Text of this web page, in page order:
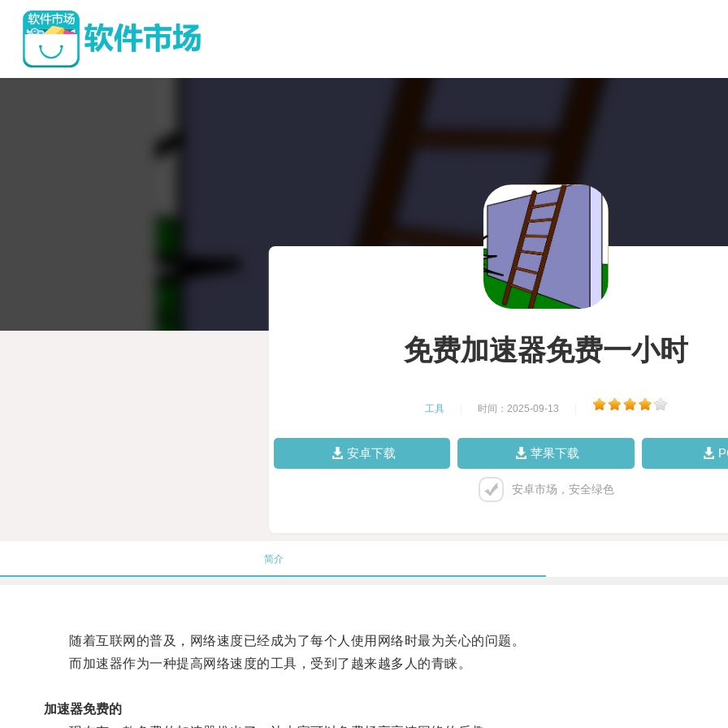
免费加速器免费一小时
工具 时间：2025-09-13
安卓下载 苹果下载
安卓市场，安全绿色
简介
随着互联网的普及，网络速度已经成为了每个人使用网络时最为关心的问题。
而加速器作为一种提高网络速度的工具，受到了越来越多人的青睐。
加速器免费的